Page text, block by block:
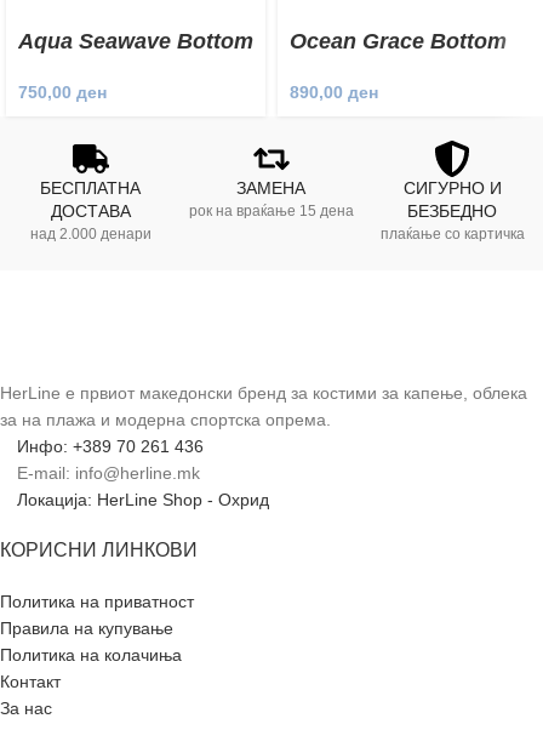
Aqua Seawave Bottom
750,00 ден
Ocean Grace Bottom
890,00 ден
БЕСПЛАТНА
ДОСТАВА
над 2.000 денари
ЗАМЕНА
рок на враќање 15 дена
СИГУРНО И
БЕЗБЕДНО
плаќање со картичка
HerLine е првиот македонски бренд за костими за капење, облека
за на плажа и модерна спортска опрема.
Инфо: +389 70 261 436
E-mail: info@herline.mk
Локација: HerLine Shop - Охрид
КОРИСНИ ЛИНКОВИ
Политика на приватност
Правила на купување
Политика на колачиња
Контакт
За нас